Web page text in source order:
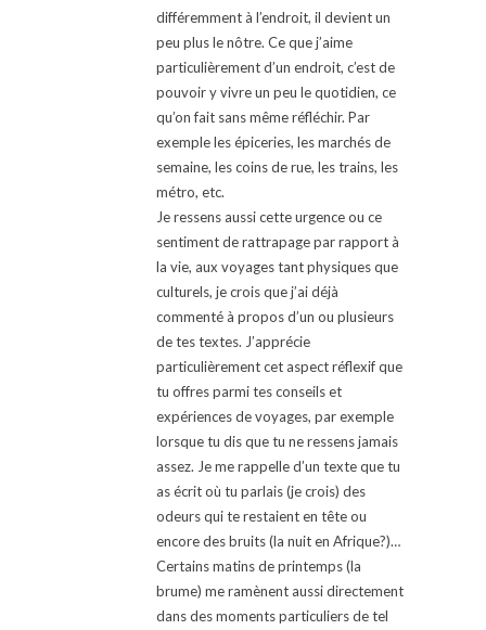
différemment à l’endroit, il devient un
peu plus le nôtre. Ce que j’aime
particulièrement d’un endroit, c’est de
pouvoir y vivre un peu le quotidien, ce
qu’on fait sans même réfléchir. Par
exemple les épiceries, les marchés de
semaine, les coins de rue, les trains, les
métro, etc.
Je ressens aussi cette urgence ou ce
sentiment de rattrapage par rapport à
la vie, aux voyages tant physiques que
culturels, je crois que j’ai déjà
commenté à propos d’un ou plusieurs
de tes textes. J’apprécie
particulièrement cet aspect réflexif que
tu offres parmi tes conseils et
expériences de voyages, par exemple
lorsque tu dis que tu ne ressens jamais
assez. Je me rappelle d’un texte que tu
as écrit où tu parlais (je crois) des
odeurs qui te restaient en tête ou
encore des bruits (la nuit en Afrique?)…
Certains matins de printemps (la
brume) me ramènent aussi directement
dans des moments particuliers de tel